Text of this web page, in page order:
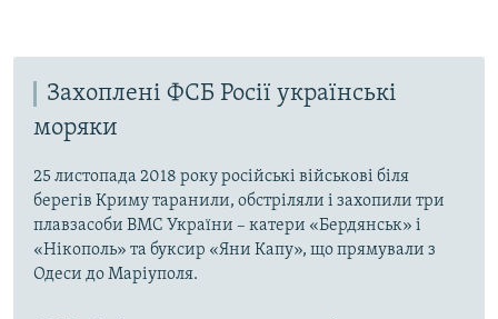
Захоплені ФСБ Росії українські
моряки
25 листопада 2018 року російські військові біля
берегів Криму таранили, обстріляли і захопили три
плавзасоби ВМС України – катери «Бердянськ» і
«Нікополь» та буксир «Яни Капу», що прямували з
Одеси до Маріуполя.